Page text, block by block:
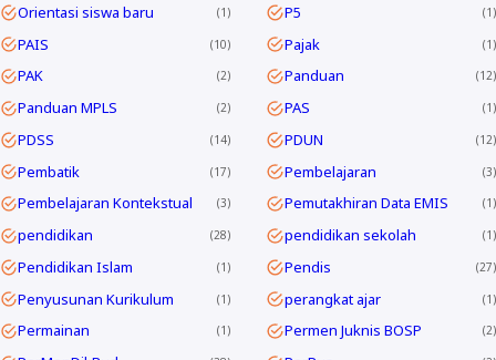
Orientasi siswa baru 1 P5 1
PAIS 10 Pajak 1
PAK 2 Panduan 12
Panduan MPLS 2 PAS 1
PDSS 14 PDUN 12
Pembatik 17 Pembelajaran 3
Pembelajaran Kontekstual 3 Pemutakhiran Data EMIS 1
pendidikan 28 pendidikan sekolah 1
Pendidikan Islam 1 Pendis 27
Penyusunan Kurikulum 1 perangkat ajar 1
Permainan 1 Permen Juknis BOSP 2